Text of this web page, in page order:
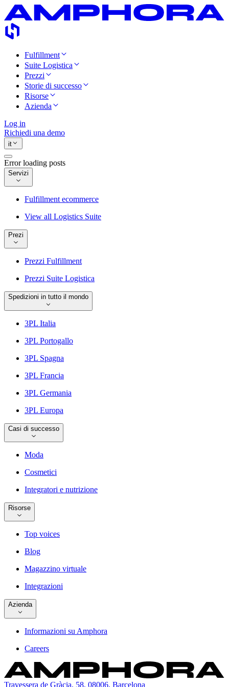
Fulfillment
Suite Logistica
Prezzi
Storie di successo
Risorse
Azienda
Log in
Richiedi una demo
it
Error loading posts
Servizi
Fulfillment ecommerce
View all Logistics Suite
Prezi
Prezzi Fulfillment
Prezzi Suite Logistica
Spedizioni in tutto il mondo
3PL Italia
3PL Portogallo
3PL Spagna
3PL Francia
3PL Germania
3PL Europa
Casi di successo
Moda
Cosmetici
Integratori e nutrizione
Risorse
Top voices
Blog
Magazzino virtuale
Integrazioni
Azienda
Informazioni su Amphora
Careers
Travessera de Gràcia, 58, 08006, Barcelona